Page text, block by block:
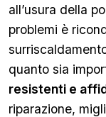
all’usura della
problemi è
quanto sia
resistenti e
riparazione,